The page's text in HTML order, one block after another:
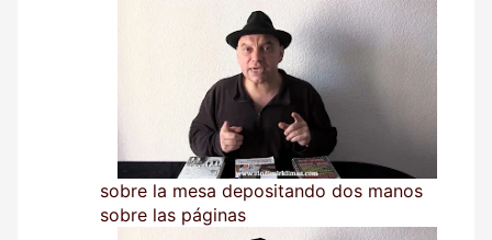
sobre la mesa depositando dos manos
sobre las páginas